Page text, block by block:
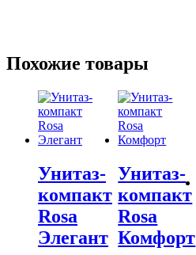
Похожие товары
Унитаз-
компакт
Rosа
Элегант
Унитаз-
компакт
Rosa
Комфорт